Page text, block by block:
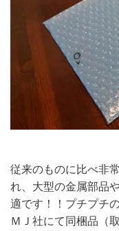
従来のものに比べ非
れ、大型の金属部品
適です！！プチプチ
ＭＪ社にて同梱品（